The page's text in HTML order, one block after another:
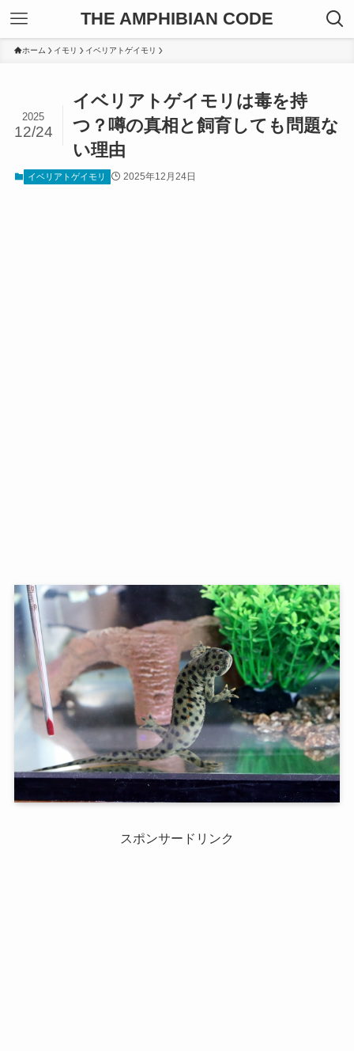
THE AMPHIBIAN CODE
ホーム イモリ イベリアトゲイモリ
イベリアトゲイモリは毒を持
つ？噂の真相と飼育しても問題な
い理由
2025
12/24
イベリアトゲイモリ 2025年12月24日
スポンサードリンク